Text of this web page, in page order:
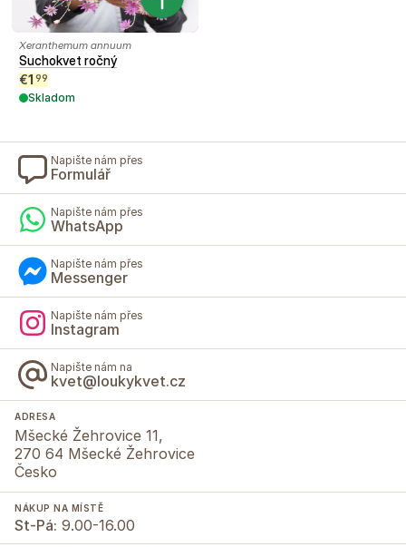
Xeranthemum annuum
Suchokvet ročný
€1 99
Skladom
Napište nám přes
Formulář
Napište nám přes
WhatsApp
Napište nám přes
Messenger
Napište nám přes
Instagram
Napište nám na
kvet@loukykvet.cz
ADRESA
Mšecké Žehrovice 11,
270 64 Mšecké Žehrovice
Česko
NÁKUP NA MÍSTĚ
St-Pá: 9.00-16.00